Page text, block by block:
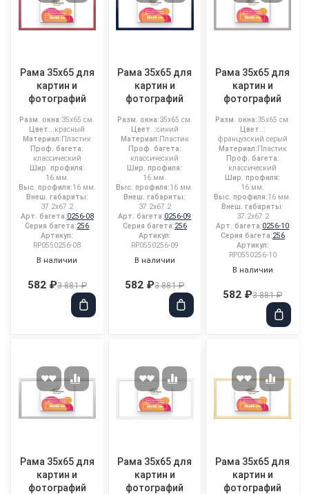
Рама 35x65 для
картин и
фотографий
Разм. окна:35x65 см.
Цвет..:красный
Материал: Пластик
Проф. багета:
классический
Шир. профиля:
16 мм.
Выс. профиля:16 мм.
Внеш. габариты:
37.2x67.2
Арт. багета:0256-08
Серия багета:256
Артикул:
RP0550256-08
В наличии
582 ₽3 881 ₽
Рама 35x65 для
картин и
фотографий
Разм. окна:35x65 см.
Цвет..:синий
Материал: Пластик
Проф. багета:
классический
Шир. профиля:
16 мм.
Выс. профиля:16 мм.
Внеш. габариты:
37.2x67.2
Арт. багета:0256-09
Серия багета:256
Артикул:
RP0550256-09
В наличии
582 ₽3 881 ₽
Рама 35x65 для
картин и
фотографий
Разм. окна:35x65 см.
Цвет..:
французский серый
Материал: Пластик
Проф. багета:
классический
Шир. профиля:
16 мм.
Выс. профиля:16 мм.
Внеш. габариты:
37.2x67.2
Арт. багета:0256-10
Серия багета:256
Артикул:
RP0550256-10
В наличии
582 ₽3 881 ₽
Рама 35x65 для
картин и
фотографий
Рама 35x65 для
картин и
фотографий
Рама 35x65 для
картин и
фотографий